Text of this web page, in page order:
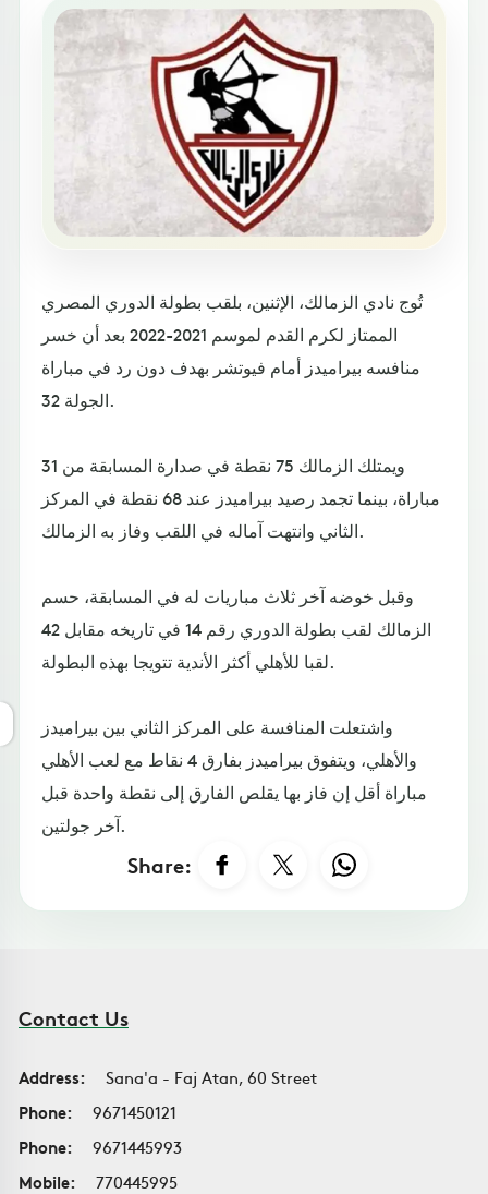
تُوج نادي الزمالك، الإثنين، بلقب بطولة الدوري المصري
الممتاز لكرم القدم لموسم 2021-2022 بعد أن خسر
منافسه بيراميدز أمام فيوتشر بهدف دون رد في مباراة
الجولة 32.
ويمتلك الزمالك 75 نقطة في صدارة المسابقة من 31
مباراة، بينما تجمد رصيد بيراميدز عند 68 نقطة في المركز
الثاني وانتهت آماله في اللقب وفاز به الزمالك.
وقبل خوضه آخر ثلاث مباريات له في المسابقة، حسم
الزمالك لقب بطولة الدوري رقم 14 في تاريخه مقابل 42
لقبا للأهلي أكثر الأندية تتويجا بهذه البطولة.
واشتعلت المنافسة على المركز الثاني بين بيراميدز
والأهلي، ويتفوق بيراميدز بفارق 4 نقاط مع لعب الأهلي
مباراة أقل إن فاز بها يقلص الفارق إلى نقطة واحدة قبل
آخر جولتين.
Share:
Contact Us
Address:
Sana'a - Faj Atan, 60 Street
Phone:
9671450121
Phone:
9671445993
Mobile:
770445995